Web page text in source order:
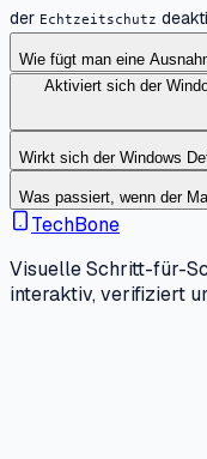
der Echtzeitschutz
Wie fügt man eine
Aktiviert sich der
Wirkt sich der Windows
Was passiert, wenn der
TechBone
Visuelle Schritt-für-
interaktiv, verifiziert